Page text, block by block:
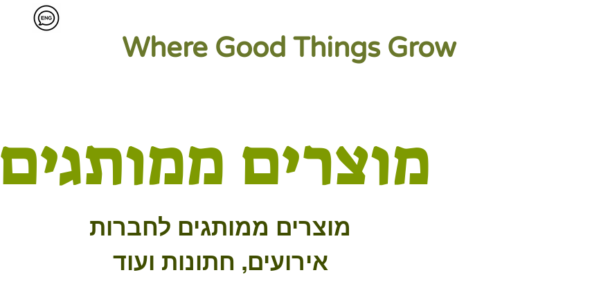
Where Good Things Grow
מוצרים ממותגים
מוצרים ממותגים לחברות
אירועים, חתונות ועוד